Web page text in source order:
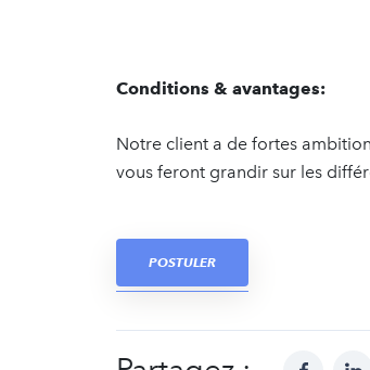
Conditions & avantages:
Notre client a de fortes
vous feront grandir sur les
POSTULER
facebook